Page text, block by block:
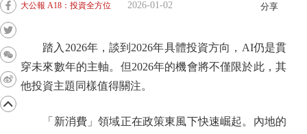
大公報 A18：投資全方位 2026-01-02 分享
踏入2026年，談到2026年具體投資方向，AI仍是貫
穿未來數年的主軸。但2026年的機會將不僅限於此，其
他投資主題同樣值得關注。
「新消費」領域正在政策東風下快速崛起。內地的